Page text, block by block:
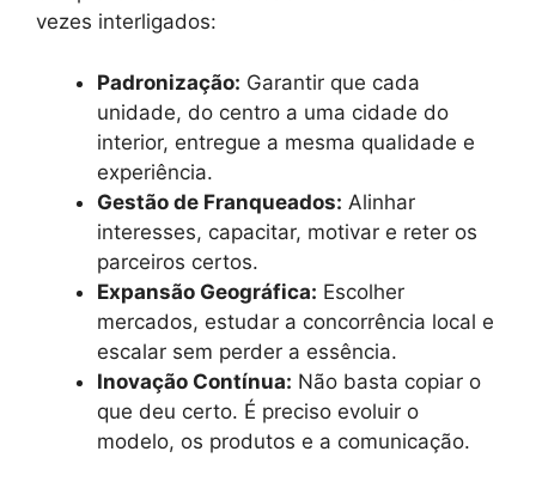
vezes interligados:
Padronização: Garantir que cada
unidade, do centro a uma cidade do
interior, entregue a mesma qualidade e
experiência.
Gestão de Franqueados: Alinhar
interesses, capacitar, motivar e reter os
parceiros certos.
Expansão Geográfica: Escolher
mercados, estudar a concorrência local e
escalar sem perder a essência.
Inovação Contínua: Não basta copiar o
que deu certo. É preciso evoluir o
modelo, os produtos e a comunicação.